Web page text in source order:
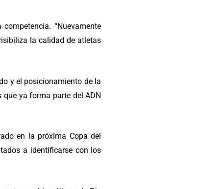
“Nuevamente
la calidad de atletas
y el posicionamiento de la
que ya forma parte del ADN
en la próxima Copa del
a identificarse con los